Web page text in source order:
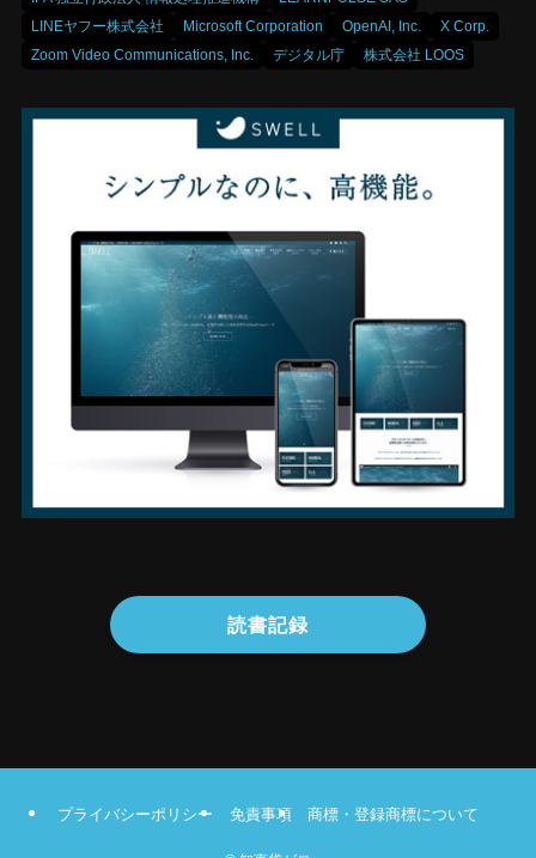
LINEヤフー株式会社
Microsoft Corporation OpenAI, Inc.
X Corp.
Zoom Video Communications, Inc.
デジタル庁 株式会社 LOOS
読書記録
プライバシーポリシー 免責事項 商標・登録商標について